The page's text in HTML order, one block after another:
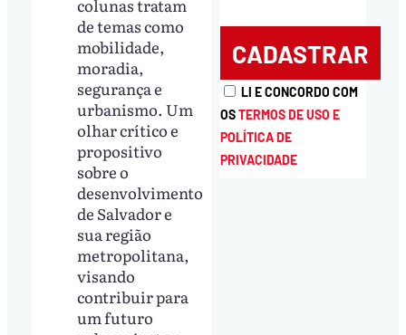
colunas tratam
de temas como
mobilidade,
moradia,
segurança e
urbanismo. Um
olhar crítico e
propositivo
sobre o
desenvolvimento
de Salvador e
sua região
metropolitana,
visando
contribuir para
um futuro
LI E CONCORDO COM
OSTERMOS DE USO E
POLÍTICA DE
PRIVACIDADE